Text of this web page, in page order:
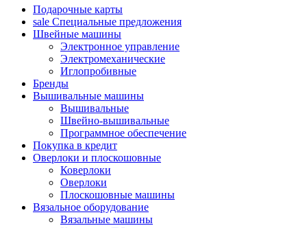
Подарочные карты
sale Специальные предложения
Швейные машины
Электронное управление
Электромеханические
Иглопробивные
Бренды
Вышивальные машины
Вышивальные
Швейно-вышивальные
Программное обеспечение
Покупка в кредит
Оверлоки и плоскошовные
Коверлоки
Оверлоки
Плоскошовные машины
Вязальное оборудование
Вязальные машины